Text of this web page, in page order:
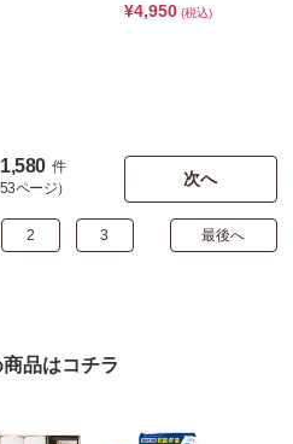
¥4,950 (税込)
次へ
1,580 件
53ページ）
2 3 最後へ
品はコチラ